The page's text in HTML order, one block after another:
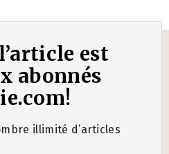
est
abonnés
illimité d’articles